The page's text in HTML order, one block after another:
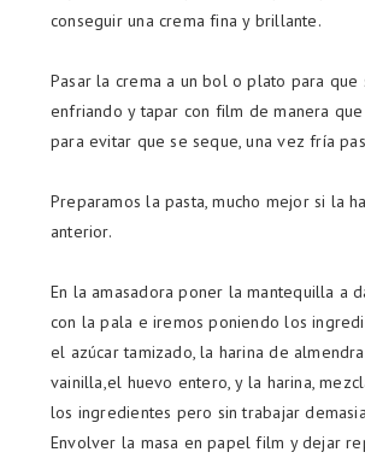
conseguir una crema fina y brillante.
Pasar la crema a un bol o plato para que
enfriando y tapar con film de manera
para evitar que se seque, una vez fría
Preparamos la pasta, mucho mejor si la
anterior.
En la amasadora poner la mantequilla a
con la pala e iremos poniendo los
el azúcar tamizado, la harina de
vainilla,el huevo entero, y la harina,
los ingredientes pero sin trabajar
Envolver la masa en papel film y dejar